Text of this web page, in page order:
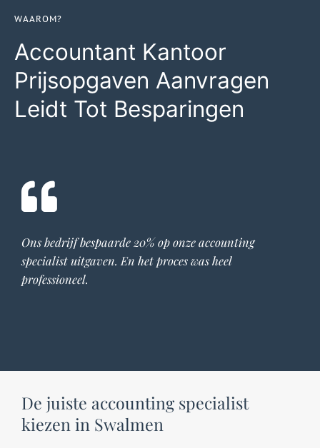
WAAROM?
Accountant Kantoor
Prijsopgaven Aanvragen
Leidt Tot Besparingen
Ons bedrijf bespaarde 20% op onzeaccounting
specialistuitgaven. En het proces was heel
professioneel.
De juiste accounting specialist
kiezen in Swalmen